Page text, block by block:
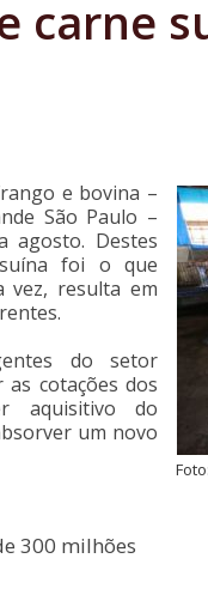
carne
e bovina –
São Paulo –
agosto. Destes
foi o que
vez, resulta em
do setor
cotações dos
aquisitivo do
um novo
300 milhões